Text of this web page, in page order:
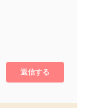
返信する